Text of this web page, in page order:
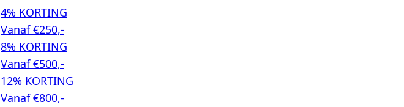
4% KORTING
Vanaf €250,-
8% KORTING
Vanaf €500,-
12% KORTING
Vanaf €800,-